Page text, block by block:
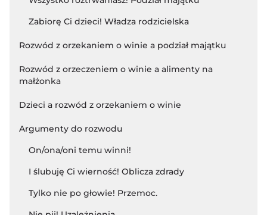
Zabiorę Ci dzieci! Władza rodzicielska
Rozwód z orzekaniem o winie a podział majątku
Rozwód z orzeczeniem o winie a alimenty na
małżonka
Dzieci a rozwód z orzekaniem o winie
Argumenty do rozwodu
On/ona/oni temu winni!
I ślubuję Ci wierność! Oblicza zdrady
Tylko nie po głowie! Przemoc.